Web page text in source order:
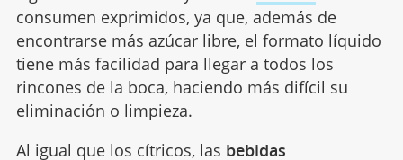
consumen exprimidos, ya que, además de
encontrarse más azúcar libre, el formato líquido
tiene más facilidad para llegar a todos los
rincones de la boca, haciendo más difícil su
eliminación o limpieza.
Al igual que los cítricos, las bebidas